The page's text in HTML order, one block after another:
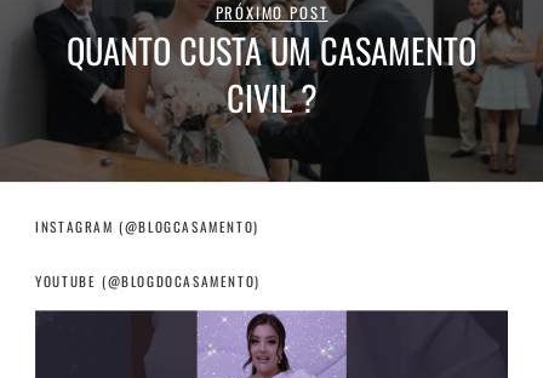
PRÓXIMO POST
QUANTO CUSTA UM CASAMENTO
CIVIL ?
INSTAGRAM (@BLOGCASAMENTO)
YOUTUBE (@BLOGDOCASAMENTO)